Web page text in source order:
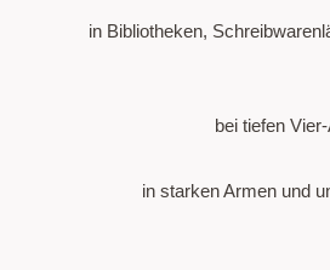
in Bibliotheken,
bei tiefen
in starken Armen und